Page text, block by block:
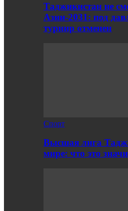
Таджикистан не
Азии-2031: под
турнир отменен
Спорт
Высшая лига
мире: что это